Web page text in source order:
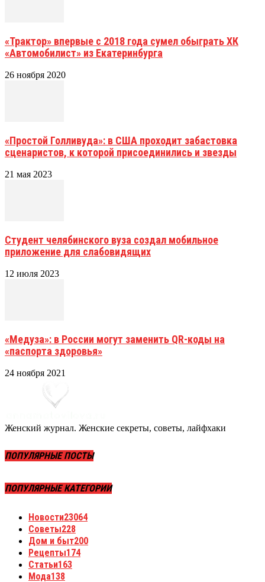
«Трактор» впервые с 2018 года сумел обыграть ХК
«Автомобилист» из Екатеринбурга
26 ноября 2020
«Простой Голливуда»: в США проходит забастовка
сценаристов, к которой присоединились и звезды
21 мая 2023
Студент челябинского вуза создал мобильное
приложение для слабовидящих
12 июля 2023
«Медуза»: в России могут заменить QR-коды на
«паспорта здоровья»
24 ноября 2021
Женский журнал. Женские секреты, советы, лайфхаки
ПОПУЛЯРНЫЕ ПОСТЫ
ПОПУЛЯРНЫЕ КАТЕГОРИИ
Новости23064
Советы228
Дом и быт200
Рецепты174
Статьи163
Мода138